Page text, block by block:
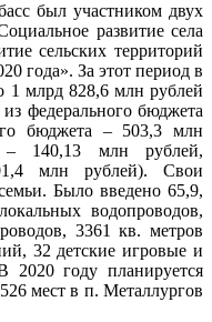
был участником двух
развитие села
сельских территорий
года». За этот период в
1 млрд 828,6 млн рублей
федерального бюджета
бюджета – 503,3 млн
140,13 млн рублей,
млн рублей). Свои
Было введено 65,9,
водопроводов,
3361 кв. метров
32 детские игровые и
году планируется
мест в п. Металлургов